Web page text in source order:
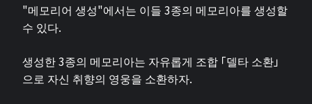
"메모리어 생성"에서는 이들 3종의 메모리아를 생성할
수 있다.
생성한 3종의 메모리아는 자유롭게 조합 「델타 소환」
으로 자신 취향의 영웅을 소환하자.